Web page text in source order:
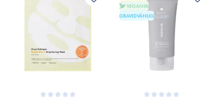
VEGANSK
GRAVIDVÄNLIG